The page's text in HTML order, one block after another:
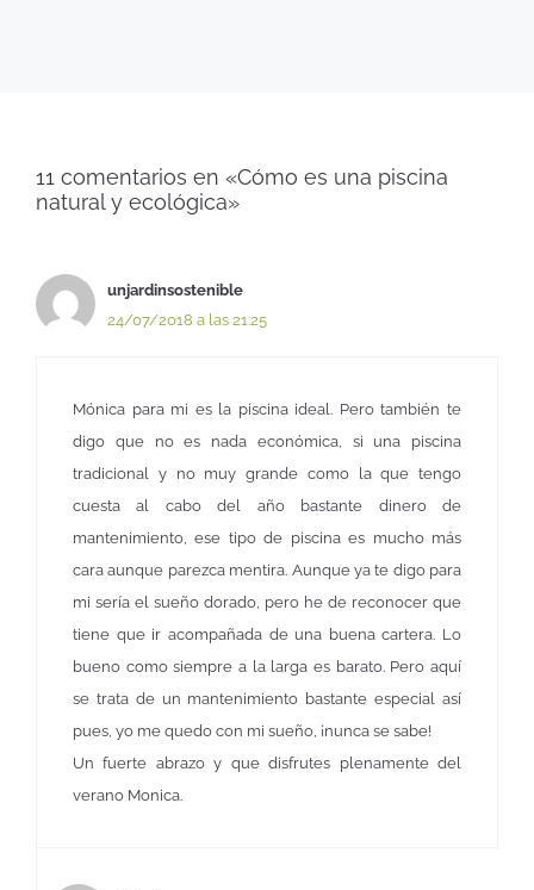
11 comentarios en «Cómo es una piscina
natural y ecológica»
unjardinsostenible
24/07/2018 a las 21:25
Mónica para mi es la piscina ideal. Pero también te
digo que no es nada económica, si una piscina
tradicional y no muy grande como la que tengo
cuesta al cabo del año bastante dinero de
mantenimiento, ese tipo de piscina es mucho más
cara aunque parezca mentira. Aunque ya te digo para
mi sería el sueño dorado, pero he de reconocer que
tiene que ir acompañada de una buena cartera. Lo
bueno como siempre a la larga es barato. Pero aquí
se trata de un mantenimiento bastante especial así
pues, yo me quedo con mi sueño, ¡nunca se sabe!
Un fuerte abrazo y que disfrutes plenamente del
verano Monica.